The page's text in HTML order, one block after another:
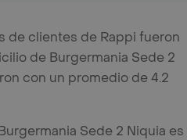
de clientes de Rappi fueron
de Burgermania Sede 2
con un promedio de 4.2
Sede 2 Niquia es